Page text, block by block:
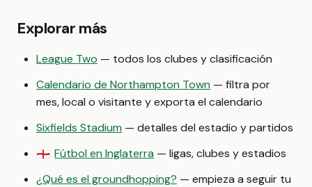
Explorar más
League Two — todos los clubes y clasificación
Calendario de Northampton Town — filtra por
mes, local o visitante y exporta el calendario
Sixfields Stadium — detalles del estadio y partidos
🏴󠁧󠁢󠁥󠁮󠁧󠁿 Fútbol en Inglaterra — ligas, clubes y estadios
¿Qué es el groundhopping? — empieza a seguir tu